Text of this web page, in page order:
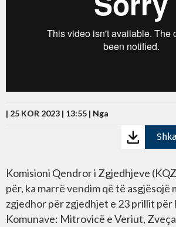
| 25 KOR 2023 | 13:55 | Nga
Komisioni Qendror i Zgjedhjeve
për, ka marrë vendim që të asgjësojë
zgjedhor për zgjedhjet e 23 prillit
Komunave: Mitrovicë e Veriut,